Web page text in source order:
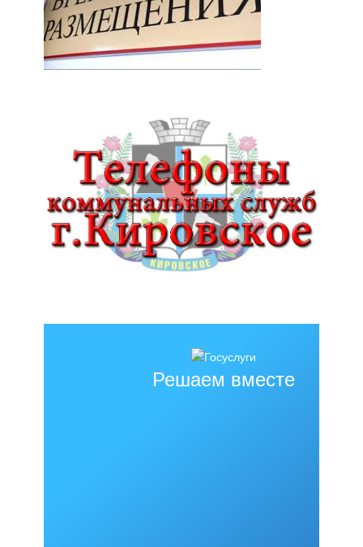
Решаем вместе